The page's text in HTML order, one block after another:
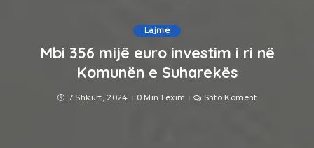
Lajme
Mbi 356 mijë euro investim i ri në
Komunën e Suharekës
7 Shkurt, 2024 0 Min Lexim Shto Koment